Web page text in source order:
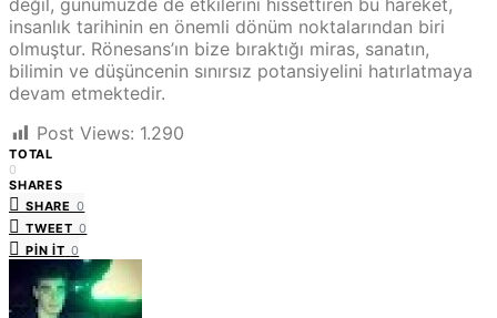
insanlık tarihinin en önemli dönüm noktalarından biri
olmuştur. Rönesans’ın bize bıraktığı miras, sanatın,
bilimin ve düşüncenin sınırsız potansiyelini hatırlatmaya
devam etmektedir.
Post Views: 1.290
TOTAL
0
SHARES
SHARE 0
TWEET 0
PIN IT 0